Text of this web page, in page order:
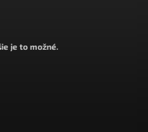
je to možné.